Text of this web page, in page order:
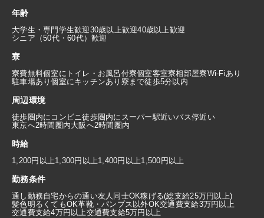
年齢
大学生・専門学生歓迎30歳以上歓迎40歳以上歓迎
シニア（50代・60代）歓迎
寮
寮費無料個室にトイレ・お風呂付寮個室客室寮相部屋寮Wi-Fiあり
駐車場あり個室にキッチンあり 寮まで徒歩5分以内
周辺環境
徒歩圏内にコンビニ徒歩圏内にスーパー駅近いバス停近い
東京へ2時間圏内大阪へ2時間圏内
時給
1,200円以上1,300円以上1,400円以上1,500円以上
勤務条件
通し勤務自宅からの通い友人同士OK稼げる(総支給25万円以上)
髪色明るくてもOK革靴・パンプス以外OK交通費支給3万円以上
交通費支給4万円以上交通費支給5万円以上